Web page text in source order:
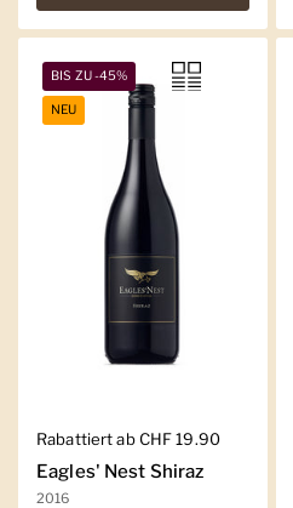
Regulärer Preis
Rabattiert ab CHF 19.90
Eagles' Nest Shiraz
2016
BIS ZU -45%
NEU